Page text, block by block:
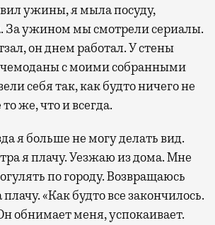
ужины, я мыла посуду,
За ужином мы смотрели сериалы.
он днем работал. У стены
с моими собранными
себя так, как будто ничего не
же, что и всегда.
я больше не могу делать вид.
я плачу. Уезжаю из дома. Мне
по городу. Возвращаюсь
«Как будто все закончилось.
обнимает меня, успокаивает.